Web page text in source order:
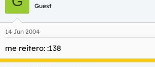
Guest
14 Jun 2004
me reitero: :138